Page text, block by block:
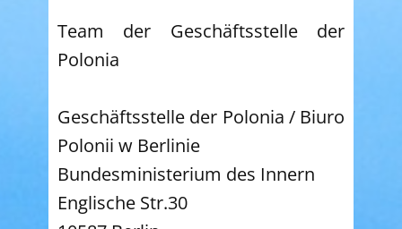
Team der Geschäftsstelle der
Polonia
Geschäftsstelle der Polonia / Biuro
Polonii w Berlinie
Bundesministerium des Innern
Englische Str.30